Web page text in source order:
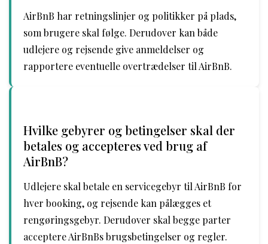
AirBnB har retningslinjer og politikker på plads,
som brugere skal følge. Derudover kan både
udlejere og rejsende give anmeldelser og
rapportere eventuelle overtrædelser til AirBnB.
Hvilke gebyrer og betingelser skal der
betales og accepteres ved brug af
AirBnB?
Udlejere skal betale en servicegebyr til AirBnB for
hver booking, og rejsende kan pålægges et
rengøringsgebyr. Derudover skal begge parter
acceptere AirBnBs brugsbetingelser og regler.